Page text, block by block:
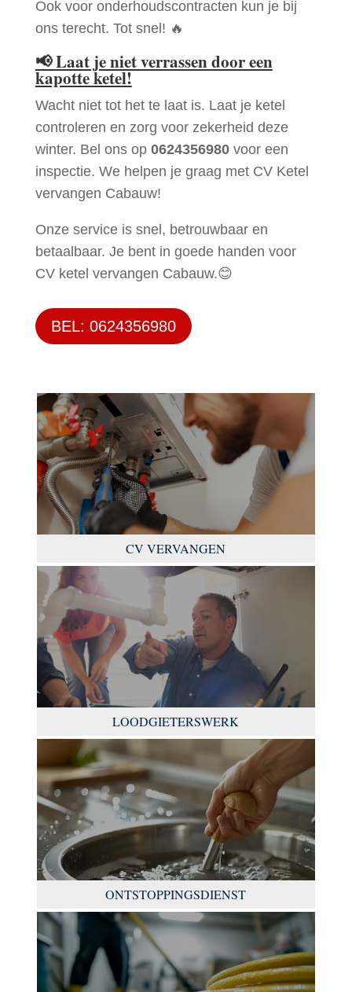
Ook voor onderhoudscontracten kun je bij
ons terecht. Tot snel! 🔥
📢Laat je niet verrassen door een
kapotte ketel!
Wacht niet tot het te laat is. Laat je ketel
controleren en zorg voor zekerheid deze
winter. Bel ons op 0624356980voor een
inspectie. We helpen je graag met CV Ketel
vervangen Cabauw!
Onze service is snel, betrouwbaar en
betaalbaar. Je bent in goede handen voor
CV ketel vervangen Cabauw.😊
BEL: 0624356980
CV VERVANGEN
LOODGIETERSWERK
ONTSTOPPINGSDIENST